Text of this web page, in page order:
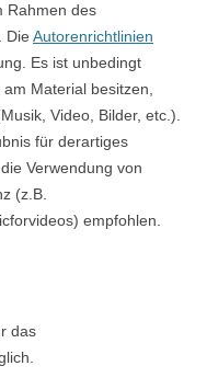
Rahmen des
Die Autorenrichtlinien
Es ist unbedingt
Material besitzen,
Video, Bilder, etc.).
für derartiges
Verwendung von
(z.B.
empfohlen.
das